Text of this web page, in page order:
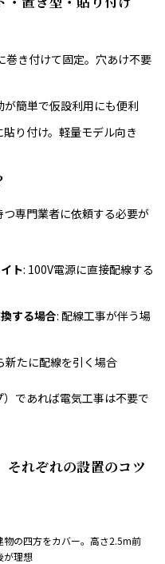
巻き付けて固定。穴あけ不要
簡単で仮設利用にも便利
り付け。軽量モデル向き
専門業者に依頼する必要が
ト: 100V電源に直接配線する
する場合: 配線工事が伴う場
新たに配線を引く場合
であれば電気工事は不要で
それぞれの設置のコツ
物の四方をカバー。高さ2.5m前
が理想